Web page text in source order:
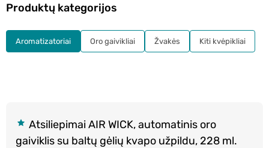
Atsiliepimai AIR WICK, automatinis oro
gaiviklis su baltų gėlių kvapo užpildu, 228 ml.
Produktų kategorijos
Aromatizatoriai Oro gaivikliai Žvakės Kiti kvėpikliai